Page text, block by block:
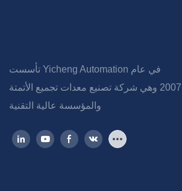
تأسست Yicheng Automation في عام
2007 وهي شركة تصنيع معدات تجميع الأتمتة